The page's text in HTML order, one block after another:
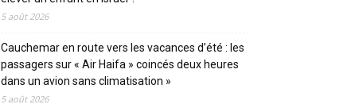
5 août 2026
Cauchemar en route vers les vacances d’été : les
passagers sur « Air Haifa » coincés deux heures
dans un avion sans climatisation »
5 août 2026